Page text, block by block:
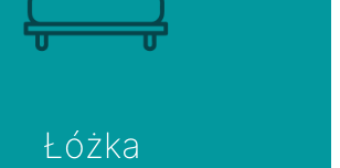
Łóżka